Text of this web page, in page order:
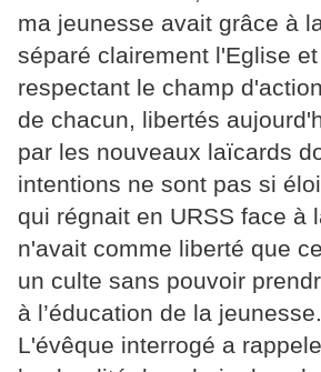
ma jeunesse avait grâce à
séparé clairement l'Eglise et
respectant le champ
de chacun, libertés
par les nouveaux laïcards
intentions ne sont pas si
qui régnait en URSS face à
n'avait comme liberté que
un culte sans pouvoir
à l’éducation de la jeunesse.
L'évêque interrogé a